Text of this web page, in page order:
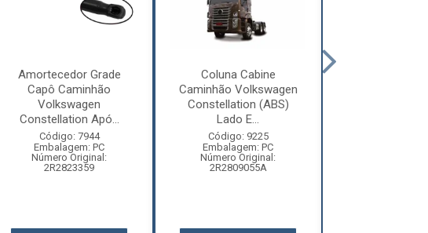
Amortecedor Grade
Capô Caminhão
Volkswagen
Constellation Apó...
Código: 7944
Embalagem: PC
Número Original:
2R2823359
Coluna Cabine
Caminhão Volkswagen
Constellation (ABS)
Lado E...
Código: 9225
Embalagem: PC
Número Original:
2R2809055A